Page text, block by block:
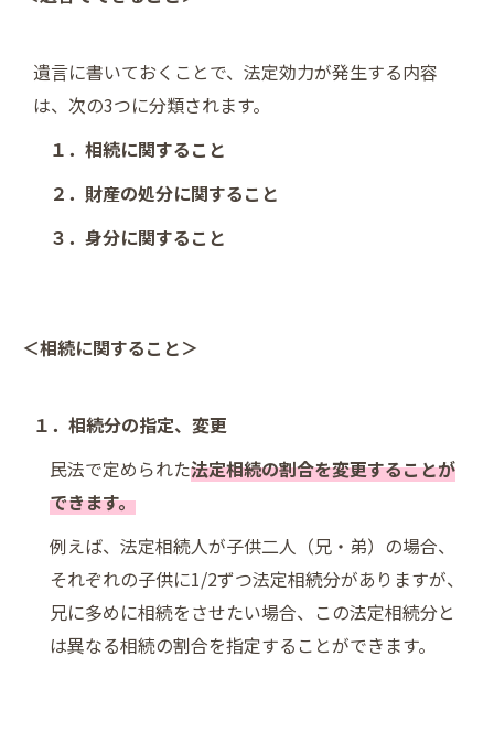
遺言に書いておくことで、法定効力が発生する内容
は、次の3つに分類されます。
１．相続に関すること
２．財産の処分に関すること
３．身分に関すること
＜相続に関すること＞
１．相続分の指定、変更
民法で定められた法定相続の割合を変更することが
できます。
例えば、法定相続人が子供二人（兄・弟）の場合、
それぞれの子供に1/2ずつ法定相続分がありますが、
兄に多めに相続をさせたい場合、この法定相続分と
は異なる相続の割合を指定することができます。